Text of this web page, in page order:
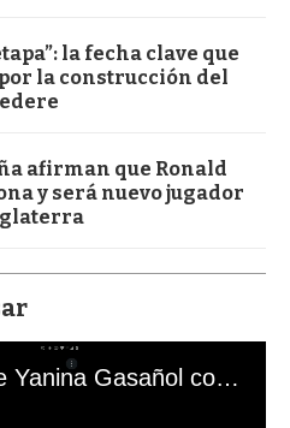
la fecha clave que
la construcción del
afirman que Ronald
y será nuevo jugador
El mal momento de Yanina Gasañol con un hincha argentino en "Subrayado"